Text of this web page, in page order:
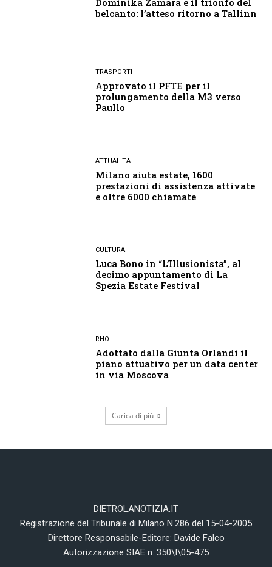
Dominika Zamara e il trionfo del
belcanto: l’atteso ritorno a Tallinn
TRASPORTI
Approvato il PFTE per il
prolungamento della M3 verso
Paullo
ATTUALITA'
Milano aiuta estate, 1600
prestazioni di assistenza attivate
e oltre 6000 chiamate
CULTURA
Luca Bono in “L’Illusionista”, al
decimo appuntamento di La
Spezia Estate Festival
RHO
Adottato dalla Giunta Orlandi il
piano attuativo per un data center
in via Moscova
Carica di più
DIETROLANOTIZIA.IT
Registrazione del Tribunale di Milano N.286 del 15-04-2005
Direttore Responsabile-Editore: Davide Falco
Autorizzazione SIAE n. 350\I\05-475